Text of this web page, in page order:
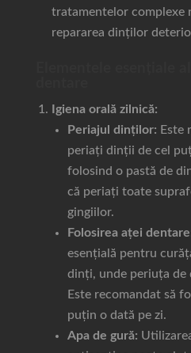
tratamentelor complexe
repararea dinților
Igiena orală zilnică:
Periajul dinților: Este
periați dinții de cel
folosind o pastă de
că periați toate
gingiilor.
Folosirea aței
esențială pentru
dinți, unde periuța de
Este recomandat să
puțin o dată pe zi.
Apa de gură: